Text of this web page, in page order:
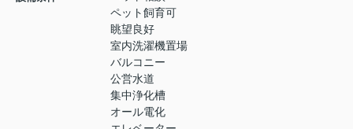
ペット飼育可
眺望良好
室内洗濯機置場
バルコニー
公営水道
集中浄化槽
オール電化